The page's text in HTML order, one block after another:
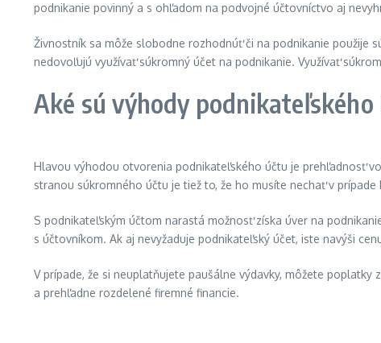
podnikanie povinný a s ohľadom na podvojné účtovníctvo aj
Živnostník sa môže slobodne rozhodnúť či na podnikanie použije
nedovoľujú využívať súkromný účet na podnikanie. Využívať
Aké sú výhody podnikateľského
Hlavou výhodou otvorenia podnikateľského účtu je prehľadnosť
stranou súkromného účtu je tiež to, že ho musíte nechať v
S podnikateľským účtom narastá možnosť získa úver na
s účtovníkom. Ak aj nevyžaduje podnikateľský účet, iste navýši
V prípade, že si neuplatňujete paušálne výdavky, môžete
a prehľadne rozdelené firemné financie.